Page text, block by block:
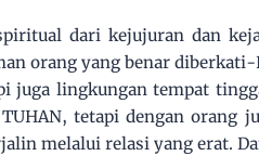
dari kejujuran dan
orang yang benar
juga lingkungan tempat
tetapi dengan orang
melalui relasi yang erat.